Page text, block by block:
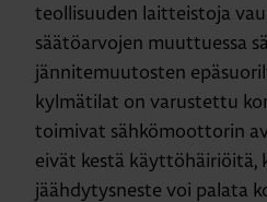
teollisuuden laitteistoja
säätöarvojen muuttuessa
jännitemuutosten
kylmätilat on varustettu
toimivat sähkömoottorin
eivät kestä käyttöhäiriöitä,
jäähdytysneste voi palata